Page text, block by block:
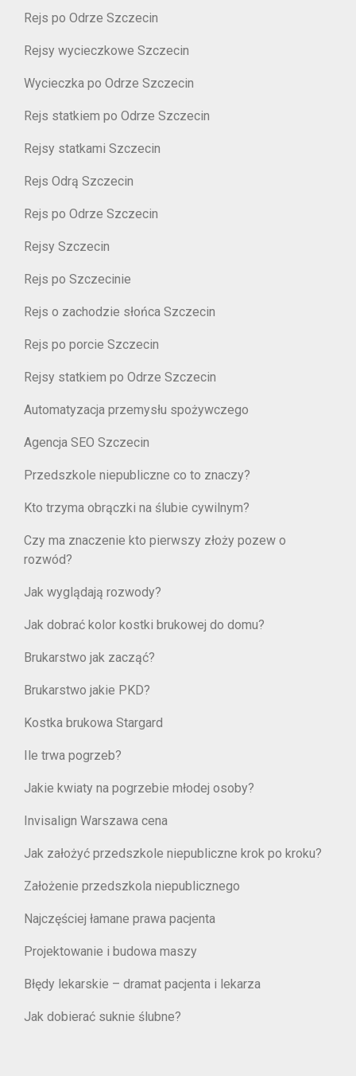
Rejs po Odrze Szczecin
Rejsy wycieczkowe Szczecin
Wycieczka po Odrze Szczecin
Rejs statkiem po Odrze Szczecin
Rejsy statkami Szczecin
Rejs Odrą Szczecin
Rejs po Odrze Szczecin
Rejsy Szczecin
Rejs po Szczecinie
Rejs o zachodzie słońca Szczecin
Rejs po porcie Szczecin
Rejsy statkiem po Odrze Szczecin
Automatyzacja przemysłu spożywczego
Agencja SEO Szczecin
Przedszkole niepubliczne co to znaczy?
Kto trzyma obrączki na ślubie cywilnym?
Czy ma znaczenie kto pierwszy złoży pozew o
rozwód?
Jak wyglądają rozwody?
Jak dobrać kolor kostki brukowej do domu?
Brukarstwo jak zacząć?
Brukarstwo jakie PKD?
Kostka brukowa Stargard
Ile trwa pogrzeb?
Jakie kwiaty na pogrzebie młodej osoby?
Invisalign Warszawa cena
Jak założyć przedszkole niepubliczne krok po kroku?
Założenie przedszkola niepublicznego
Najczęściej łamane prawa pacjenta
Projektowanie i budowa maszy
Błędy lekarskie – dramat pacjenta i lekarza
Jak dobierać suknie ślubne?